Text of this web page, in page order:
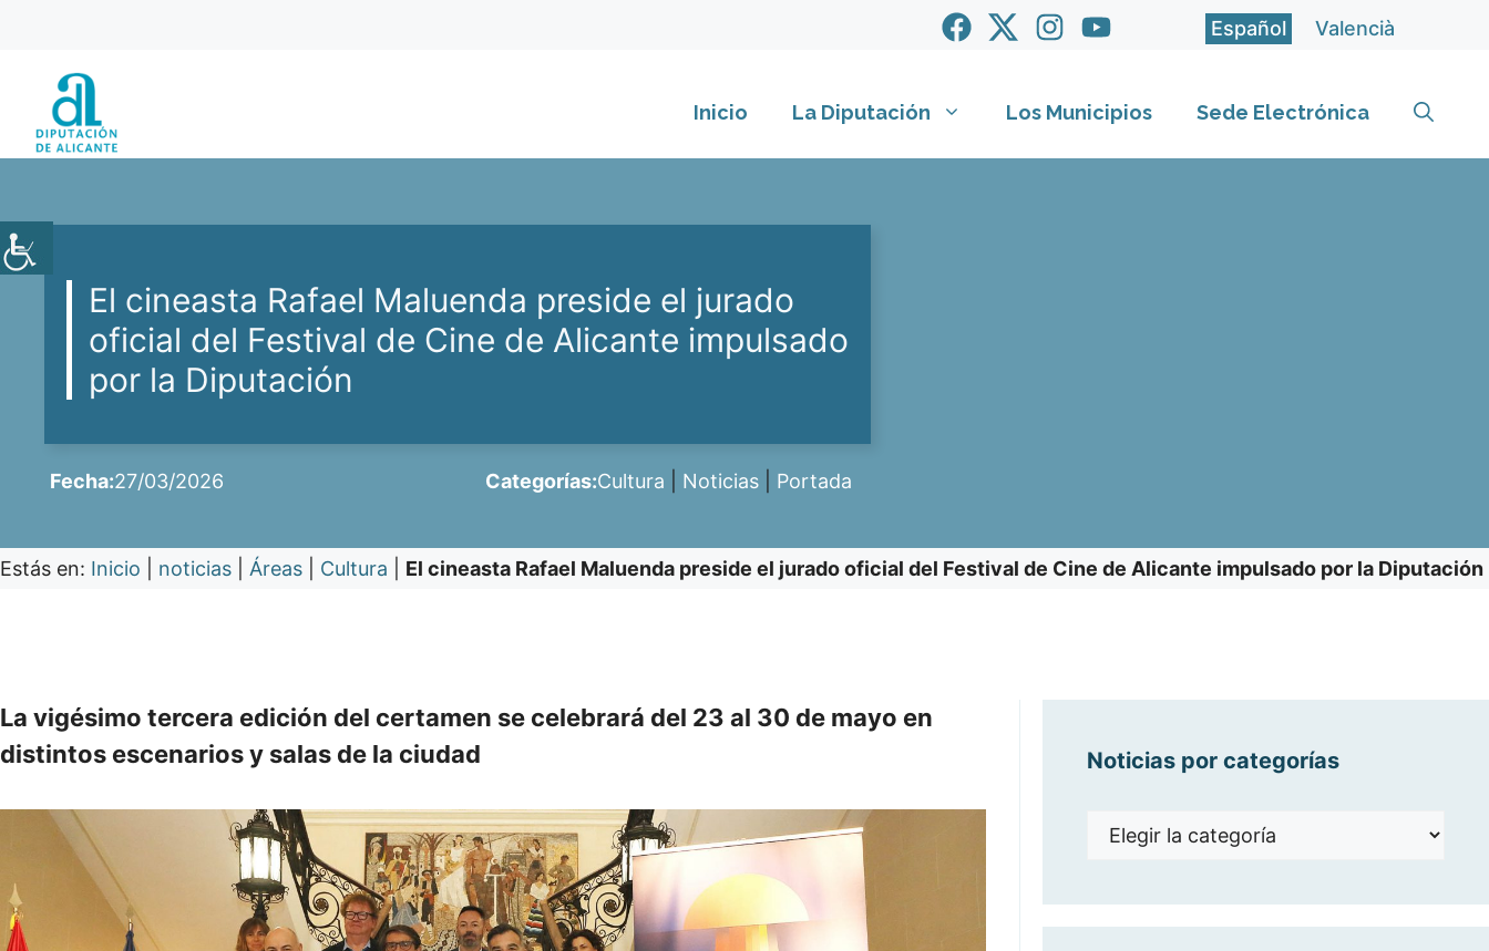
contenido
Español Valencià
Inicio La Diputación Los Municipios Sede Electrónica
El cineasta Rafael Maluenda preside el jurado
oficial del Festival de Cine de Alicante impulsado
por la Diputación
Fecha:27/03/2026 Categorías:Cultura Noticias Portada
Estás en: Inicio noticias Áreas Cultura El cineasta Rafael Maluenda preside el jurado oficial del Festival de Cine de Alicante impulsado por la Diputación
La vigésimo tercera edición del certamen se celebrará del 23 al 30 de mayo en
distintos escenarios y salas de la ciudad
Noticias por categorías
Noticias